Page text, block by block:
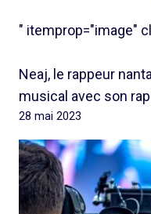
" itemprop="image"
Neaj, le rappeur
musical avec son
28 mai 2023